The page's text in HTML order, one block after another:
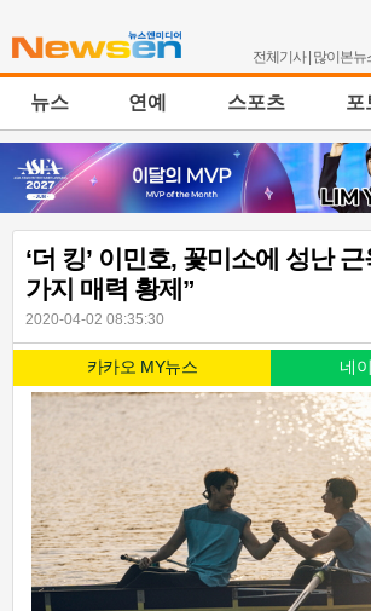
전체기사| 많이본뉴
뉴스 연예 스포츠 포
‘더 킹’ 이민호, 꽃미소에 성난
가지 매력 황제”
2020-04-02 08:35:30
카카오 MY뉴스 네